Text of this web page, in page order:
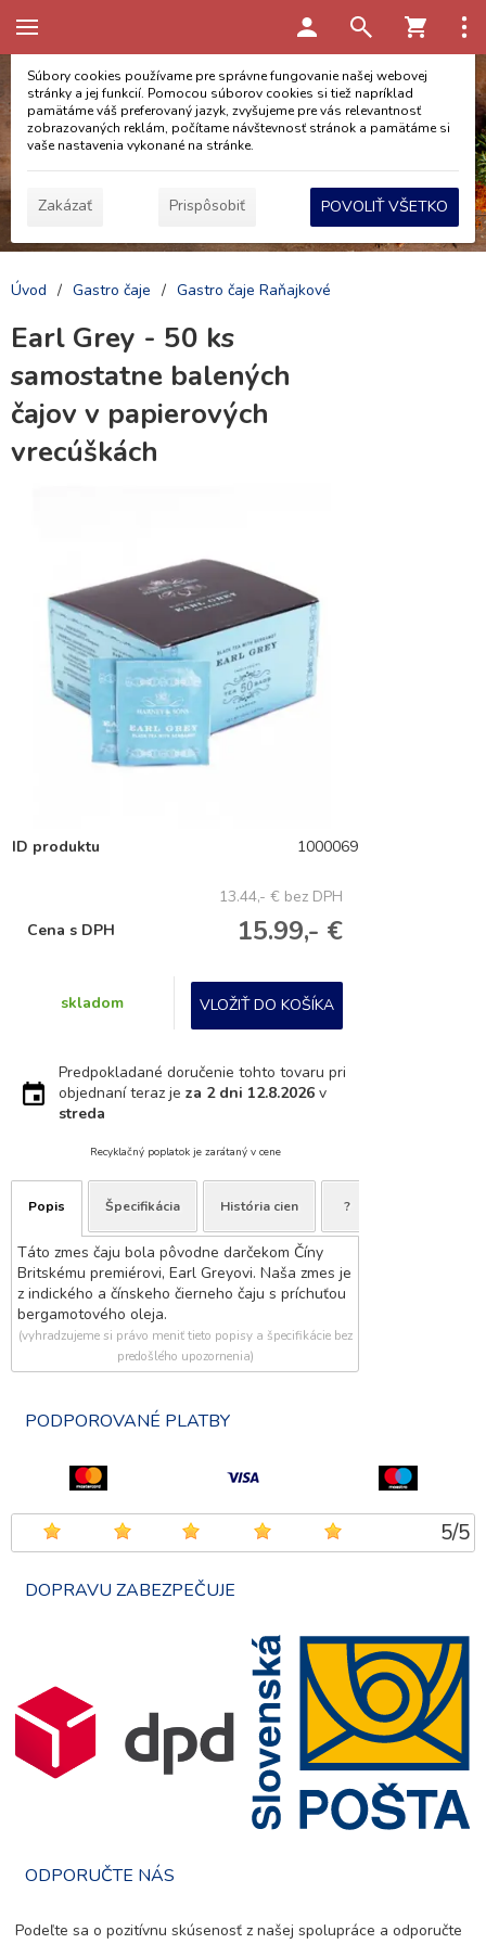
PODPOROVANÉ PLATBY
5/5
DOPRAVU ZABEZPEČUJE
ODPORUČTE NÁS
Podeľte sa o pozitívnu skúsenosť z našej spolupráce a odporučte
Úvod / Gastro čaje / Gastro čaje Raňajkové
Earl Grey - 50 ks
samostatne balených
čajov v papierových
vrecúškách
ID produktu 1000069
13.44,- € bez DPH
15.99,- €
Cena s DPH
skladom VLOŽIŤ DO KOŠÍKA
Predpokladané doručenie tohto tovaru pri
objednaní teraz je za 2 dni 12.8.2026 v
streda
Recyklačný poplatok je zarátaný v cene
Popis Špecifikácia História cien ?
Táto zmes čaju bola pôvodne darčekom Číny
Britskému premiérovi, Earl Greyovi. Naša zmes je
z indického a čínskeho čierneho čaju s príchuťou
bergamotového oleja.
(vyhradzujeme si právo meniť tieto popisy a špecifikácie bez
predošlého upozornenia)
Táto stránka používa cookies
Súbory cookies používame pre správne fungovanie našej webovej
stránky a jej funkcií. Pomocou súborov cookies si tiež napríklad
pamätáme váš preferovaný jazyk, zvyšujeme pre vás relevantnosť
zobrazovaných reklám, počítame návštevnosť stránok a pamätáme si
vaše nastavenia vykonané na stránke.
Zakázať Prispôsobiť POVOLIŤ VŠETKO